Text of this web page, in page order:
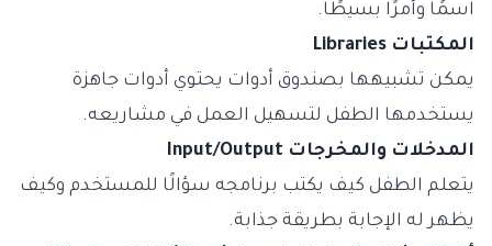
اسمًا وأمرًا بسيطًا.
المكتبات Libraries
يمكن تشبيهها بصندوق أدوات يحتوي أدوات جاهزة
يستخدمها الطفل لتسهيل العمل في مشاريعه.
المدخلات والمخرجات Input/Output
يتعلم الطفل كيف يكتب برنامجه سؤالًا للمستخدم وكيف
يظهر له الإجابة بطريقة جذابة.